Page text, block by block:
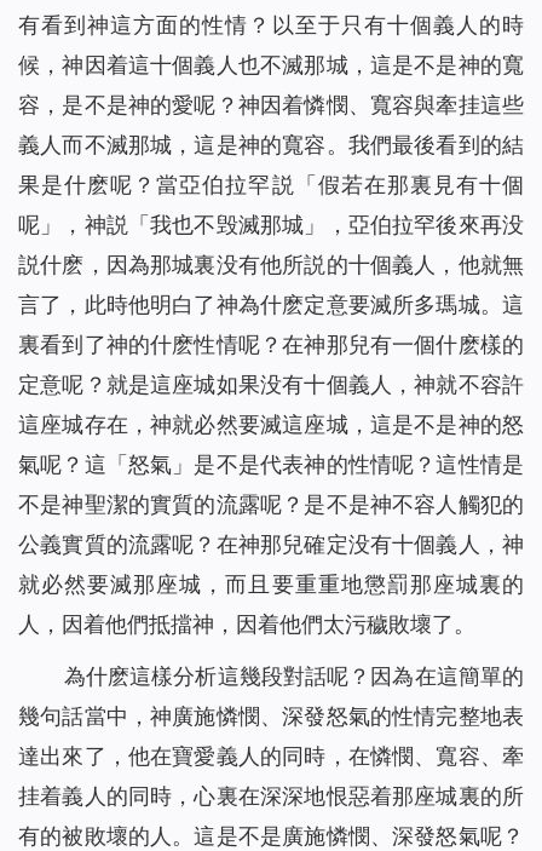
有看到神這方面的性情？以至于只有十個義人的時
候，神因着這十個義人也不滅那城，這是不是神的寬
容，是不是神的愛呢？神因着憐憫、寬容與牽挂這些
義人而不滅那城，這是神的寬容。我們最後看到的結
果是什麽呢？當亞伯拉罕説「假若在那裏見有十個
呢」，神説「我也不毁滅那城」，亞伯拉罕後來再没
説什麽，因為那城裏没有他所説的十個義人，他就無
言了，此時他明白了神為什麽定意要滅所多瑪城。這
裏看到了神的什麽性情呢？在神那兒有一個什麽樣的
定意呢？就是這座城如果没有十個義人，神就不容許
這座城存在，神就必然要滅這座城，這是不是神的怒
氣呢？這「怒氣」是不是代表神的性情呢？這性情是
不是神聖潔的實質的流露呢？是不是神不容人觸犯的
公義實質的流露呢？在神那兒確定没有十個義人，神
就必然要滅那座城，而且要重重地懲罰那座城裏的
人，因着他們抵擋神，因着他們太污穢敗壞了。
為什麽這樣分析這幾段對話呢？因為在這簡單的
幾句話當中，神廣施憐憫、深發怒氣的性情完整地表
達出來了，他在寶愛義人的同時，在憐憫、寬容、牽
挂着義人的同時，心裏在深深地恨惡着那座城裏的所
有的被敗壞的人。這是不是廣施憐憫、深發怒氣呢？